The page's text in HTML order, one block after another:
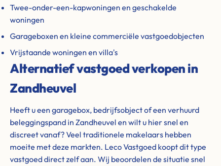
Twee-onder-een-kapwoningen en geschakelde
woningen
Garageboxen en kleine commerciële vastgoedobjecten
Vrijstaande woningen en villa's
Alternatief vastgoed verkopen in
Zandheuvel
Heeft u een garagebox, bedrijfsobject of een verhuurd
beleggingspand in Zandheuvel en wilt u hier snel en
discreet vanaf? Veel traditionele makelaars hebben
moeite met deze markten. Leco Vastgoed koopt dit type
vastgoed direct zelf aan. Wij beoordelen de situatie snel